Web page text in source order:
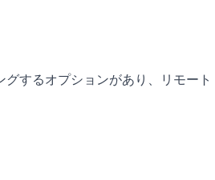
するオプションがあり、リモート